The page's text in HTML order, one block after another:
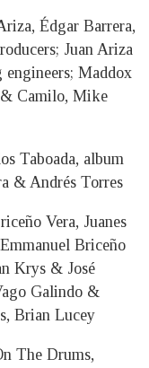
Édgar Barrera,
Juan Ariza
Maddox
Camilo, Mike
Taboada, album
& Andrés Torres
Vera, Juanes
Briceño
Krys & José
Galindo &
Brian Lucey
The Drums,